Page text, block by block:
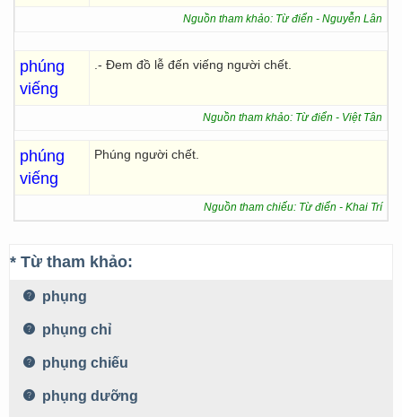
Nguồn tham khảo: Từ điển - Nguyễn Lân
phúng
viếng
.- Đem đồ lễ đến viếng người chết.
Nguồn tham khảo: Từ điển - Việt Tân
phúng
viếng
Phúng người chết.
Nguồn tham chiếu: Từ điển - Khai Trí
* Từ tham khảo:
phụng
phụng chỉ
phụng chiếu
phụng dưỡng